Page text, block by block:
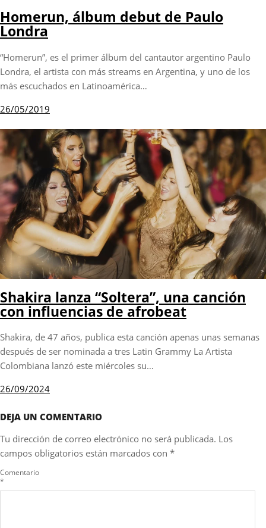
Homerun, álbum debut de Paulo
Londra
“Homerun”, es el primer álbum del cantautor argentino Paulo
Londra, el artista con más streams en Argentina, y uno de los
más escuchados en Latinoamérica…
26/05/2019
Shakira lanza “Soltera”, una canción
con influencias de afrobeat
Shakira, de 47 años, publica esta canción apenas unas semanas
después de ser nominada a tres Latin Grammy La Artista
Colombiana lanzó este miércoles su…
26/09/2024
DEJA UN COMENTARIO
Tu dirección de correo electrónico no será publicada. Los
campos obligatorios están marcados con *
Comentario
*